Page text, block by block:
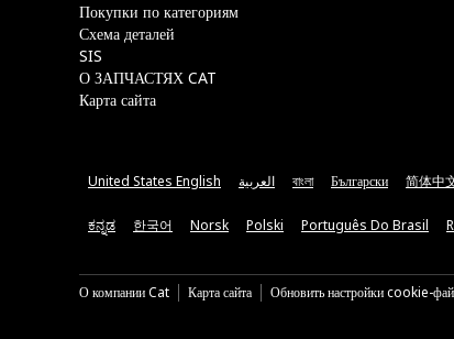
Покупки по категориям
Схема деталей
SIS
О ЗАПЧАСТЯХ CAT
Карта сайта
United States English العربية বাংলা Български 简体中
ಕನ್ನಡ 한국어 Norsk Polski Português Do Brasil
О компании Cat Карта сайта Обновить настройки cookie-